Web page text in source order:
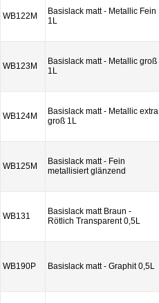
WB122M
Basislack matt - Metallic Fein
1L
WB123M
Basislack matt - Metallic groß
1L
WB124M
Basislack matt - Metallic extra
groß 1L
WB125M
Basislack matt - Fein
metallisiert glänzend
WB131
Basislack matt Braun -
Rötlich Transparent 0,5L
WB190P Basislack matt - Graphit 0,5L